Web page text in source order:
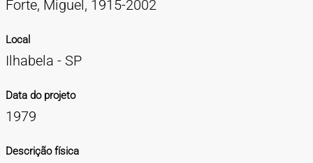
Forte, Miguel, 1915-2002
Local
Ilhabela - SP
Data do projeto
1979
Descrição física